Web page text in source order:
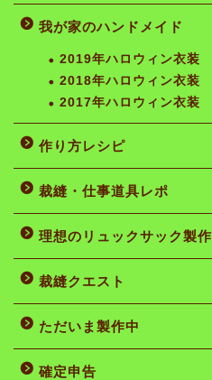
我が家のハンドメイド
2019年ハロウィン衣装
2018年ハロウィン衣装
2017年ハロウィン衣装
作り方レシピ
裁縫・仕事道具レポ
理想のリュックサック製作
裁縫クエスト
ただいま製作中
確定申告